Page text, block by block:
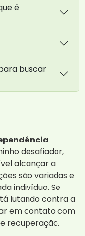
é
buscar
desafiador,
alcançar a
são variadas e
indivíduo. Se
lutando contra a
em contato com
recuperação.